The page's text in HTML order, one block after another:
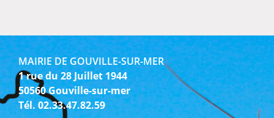
MAIRIE DE GOUVILLE-SUR-MER
1 rue du 28 Juillet 1944
50560 Gouville-sur-mer
Tél. 02.33.47.82.59